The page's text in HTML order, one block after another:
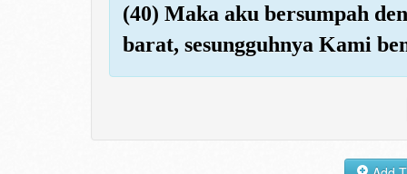
(40) Maka aku bersumpah
barat, sesungguhnya Kami